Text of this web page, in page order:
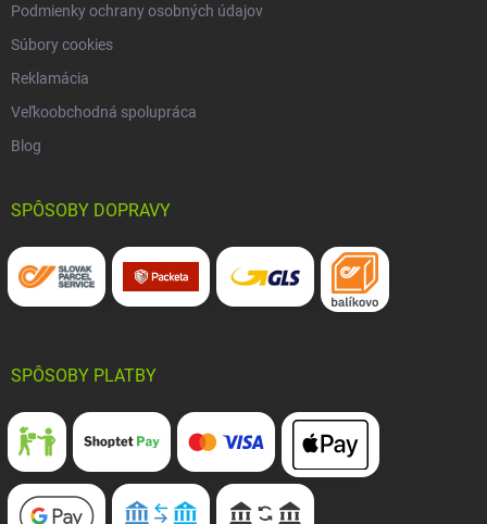
Podmienky ochrany osobných údajov
Súbory cookies
Reklamácia
Veľkoobchodná spolupráca
Blog
SPÔSOBY DOPRAVY
SPÔSOBY PLATBY